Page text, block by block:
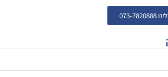
7820888